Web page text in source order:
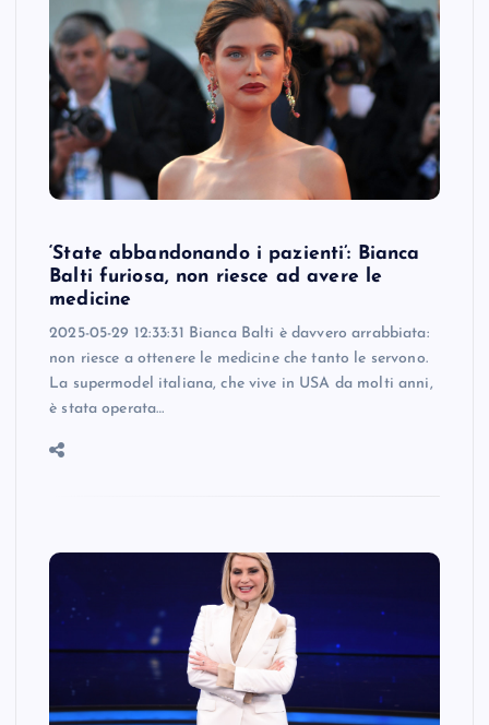
‘State abbandonando i pazienti’: Bianca
Balti furiosa, non riesce ad avere le
medicine
2025-05-29 12:33:31 Bianca Balti è davvero arrabbiata:
non riesce a ottenere le medicine che tanto le servono.
La supermodel italiana, che vive in USA da molti anni,
è stata operata…